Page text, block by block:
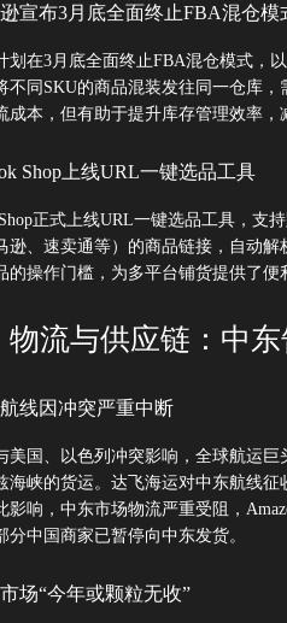
宣布3月底全面终止FBA混仓模
划在3月底全面终止FBA混仓模式，
不同SKU的商品混装发往同一仓库
成本，但有助于提升库存管理效率，
Shop上线URL一键选品工具
正式上线URL一键选品工具，支
逊、速卖通等）的商品链接，自动
的操作门槛，为多平台铺货提供了便
物流与供应链：中
线因冲突严重中断
美国、以色列冲突影响，全球航运
海峡的货运。达飞海运对中东航线
影响，中东市场物流严重受阻，
分中国商家已暂停向中东发货。
场“今年或颗粒无收”